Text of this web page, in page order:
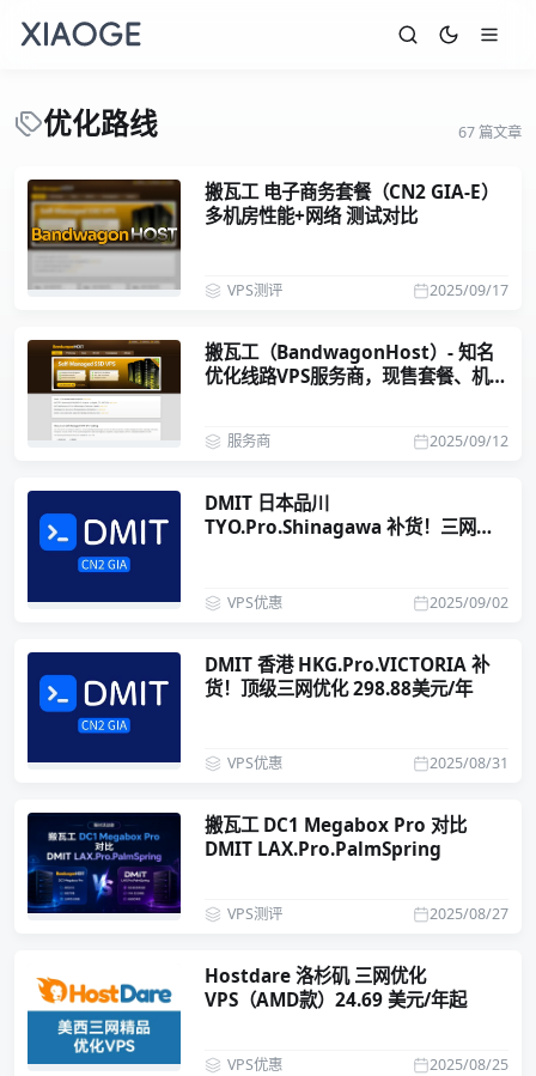
优化路线 67 篇文章
搬瓦工 电子商务套餐（CN2 GIA-E）
多机房性能+网络 测试对比
2025/09/17
VPS测评
搬瓦工（BandwagonHost）- 知名
优化线路VPS服务商，现售套餐、机房
2025/09/12
服务商
DMIT 日本品川
TYO.Pro.Shinagawa 补货！三网
2025/09/02
VPS优惠
DMIT 香港 HKG.Pro.VICTORIA 补
货！顶级三网优化 298.88美元/年
2025/08/31
VPS优惠
搬瓦工 DC1 Megabox Pro 对比
DMIT LAX.Pro.PalmSpring
2025/08/27
VPS测评
Hostdare 洛杉矶 三网优化
VPS（AMD款）24.69 美元/年起
2025/08/25
VPS优惠